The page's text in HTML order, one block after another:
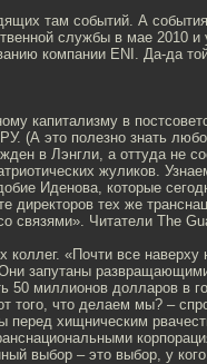
там событий. А
службы в мае 2010
компании ENI. Да-да
капитализму в
(А это полезно знать
в Лэнгли, а оттуда не
жуликов.
Иденова, которые
директоров тех же
связями». Читатели The
«Почти все наверху
запутаны
миллионов долларов в
того, что делаем мы? –
перед хищническим
выбор – это выбор, у кого